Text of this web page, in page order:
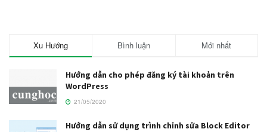
Xu Hướng Bình luận Mới nhất
Hướng dẫn cho phép đăng ký tài khoản trên
WordPress
21/05/2020
Hướng dẫn sử dụng trình chỉnh sửa Block Editor